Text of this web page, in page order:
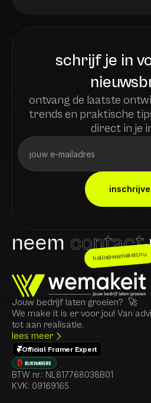
schrijf je in
ontvang de laatste
trends en praktische
direct in je
neem contact
hallo@wemakeit.nu
Jouw bedrijf laten groeien?  🚀
We make it is er voor jou! Van
tot aan realisatie.
lees meer
Official Framer Expert
BTW nr.: NL817768038B01
KVK: 09169165